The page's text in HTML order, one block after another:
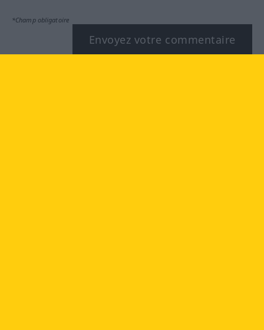
*Champ obligatoire
Envoyez votre commentaire